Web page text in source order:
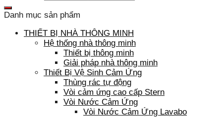
Danh mục sản phẩm
THIẾT BỊ NHÀ THÔNG MINH
Hệ thống nhà thông minh
Thiết bị thông minh
Giải pháp nhà thông minh
Thiết Bị Vệ Sinh Cảm Ứng
Thùng rác tự động
Vòi cảm ứng cao cấp Stern
Vòi Nước Cảm Ứng
Vòi Nước Cảm Ứng Lavabo